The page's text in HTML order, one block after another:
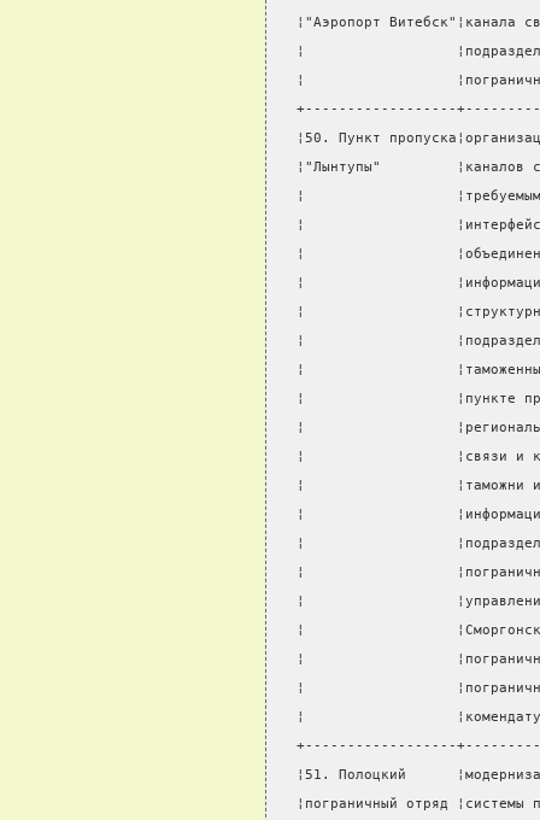
¦"Аэропорт
¦
¦
+------------------
¦50. Пункт
¦"Лынтупы"
¦
¦
¦
¦
¦
¦
¦
¦                  ¦пункте
¦
¦                  ¦связи и
¦
¦
¦
¦
¦
¦
¦
¦
¦
+------------------
¦51. Полоцкий
¦пограничный отряд